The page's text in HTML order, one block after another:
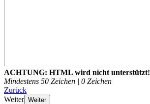
ACHTUNG: HTML wird nicht unterstützt!
Mindestens 50 Zeichen | 0 Zeichen
Zurück
Weiter Weiter